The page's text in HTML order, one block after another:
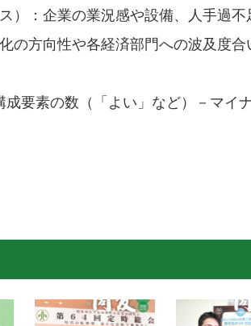
）：企業の業況感や設備、人手過
の方向性や各経済部門への波及度
要素の数（「よい」など）－マイ